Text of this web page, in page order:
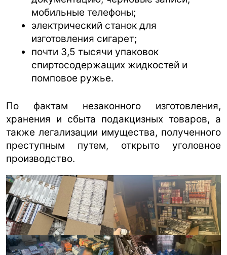
мобильные телефоны;
электрический станок для
изготовления сигарет;
почти 3,5 тысячи упаковок
спиртосодержащих жидкостей и
помповое ружье.
По фактам незаконного изготовления,
хранения и сбыта подакцизных товаров, а
также легализации имущества, полученного
преступным путем, открыто уголовное
производство.